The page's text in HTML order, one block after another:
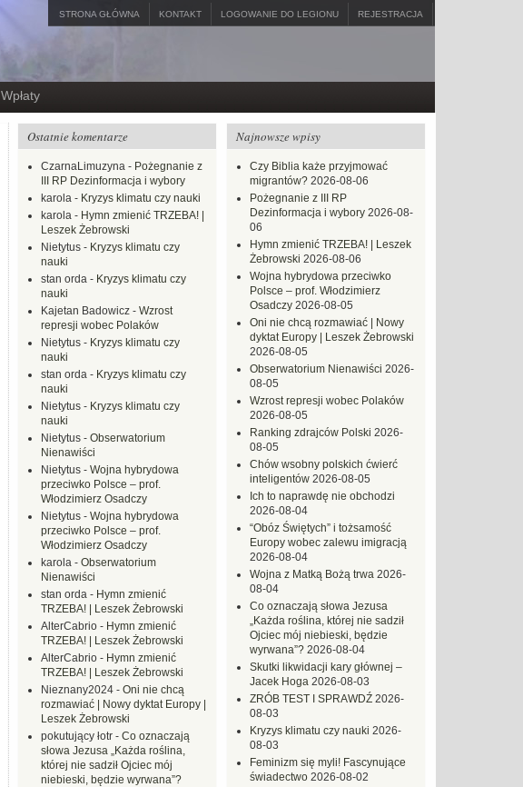
STRONA GŁÓWNA KONTAKT LOGOWANIE DO LEGIONU REJESTRACJA
Wpłaty
Najnowsze wpisy
Czy Biblia każe przyjmować
migrantów? 2026-08-06
Pożegnanie z III RP
Dezinformacja i wybory 2026-08-
06
Hymn zmienić TRZEBA! | Leszek
Żebrowski 2026-08-06
Wojna hybrydowa przeciwko
Polsce – prof. Włodzimierz
Osadczy 2026-08-05
Oni nie chcą rozmawiać | Nowy
dyktat Europy | Leszek Żebrowski
2026-08-05
Obserwatorium Nienawiści 2026-
08-05
Wzrost represji wobec Polaków
2026-08-05
Ranking zdrajców Polski 2026-
08-05
Chów wsobny polskich ćwierć
inteligentów 2026-08-05
Ich to naprawdę nie obchodzi
2026-08-04
“Obóz Świętych” i tożsamość
Europy wobec zalewu imigracją
2026-08-04
Wojna z Matką Bożą trwa 2026-
08-04
Co oznaczają słowa Jezusa
„Każda roślina, której nie sadził
Ojciec mój niebieski, będzie
wyrwana”? 2026-08-04
Skutki likwidacji kary głównej –
Jacek Hoga 2026-08-03
ZRÓB TEST I SPRAWDŹ 2026-
08-03
Kryzys klimatu czy nauki 2026-
08-03
Feminizm się myli! Fascynujące
świadectwo 2026-08-02
Ostatnie komentarze
CzarnaLimuzyna - Pożegnanie z
III RP Dezinformacja i wybory
karola - Kryzys klimatu czy nauki
karola - Hymn zmienić TRZEBA! |
Leszek Żebrowski
Nietytus - Kryzys klimatu czy
nauki
stan orda - Kryzys klimatu czy
nauki
Kajetan Badowicz - Wzrost
represji wobec Polaków
Nietytus - Kryzys klimatu czy
nauki
stan orda - Kryzys klimatu czy
nauki
Nietytus - Kryzys klimatu czy
nauki
Nietytus - Obserwatorium
Nienawiści
Nietytus - Wojna hybrydowa
przeciwko Polsce – prof.
Włodzimierz Osadczy
Nietytus - Wojna hybrydowa
przeciwko Polsce – prof.
Włodzimierz Osadczy
karola - Obserwatorium
Nienawiści
stan orda - Hymn zmienić
TRZEBA! | Leszek Żebrowski
AlterCabrio - Hymn zmienić
TRZEBA! | Leszek Żebrowski
AlterCabrio - Hymn zmienić
TRZEBA! | Leszek Żebrowski
Nieznany2024 - Oni nie chcą
rozmawiać | Nowy dyktat Europy |
Leszek Żebrowski
pokutujący łotr - Co oznaczają
słowa Jezusa „Każda roślina,
której nie sadził Ojciec mój
niebieski, będzie wyrwana”?